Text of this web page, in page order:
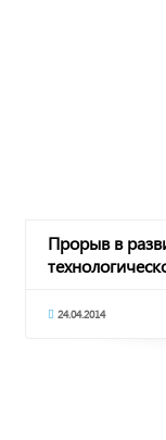
Прорыв в
24.04.2014